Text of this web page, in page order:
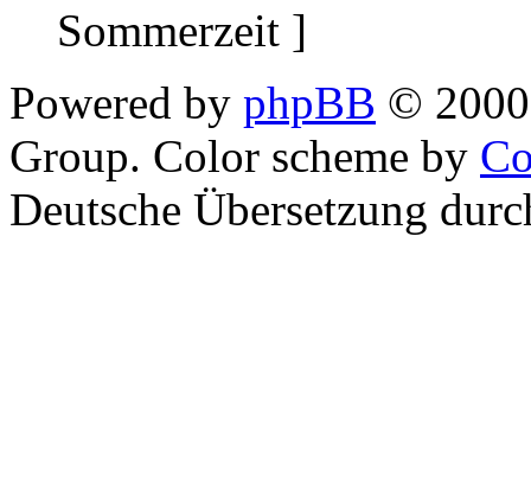
Sommerzeit ]
Powered by phpBB ©
Group. Color scheme by
Deutsche Übersetzung